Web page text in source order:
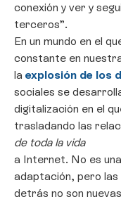
conexión y ver y
terceros”.
En un mundo en el
constante en
la explosión de los
sociales se
digitalización en el
trasladando las
de toda la vida
a Internet. No es
adaptación, pero las
detrás no son